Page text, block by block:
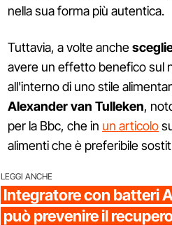
nella sua forma più autentica.
Tuttavia, a volte anche
avere un effetto benefico sul
all'interno di uno stile
Alexander van Tulleken,
per la Bbc, che in un articolo
alimenti che è preferibile
LEGGI ANCHE
Integratore con batteri
può prevenire il